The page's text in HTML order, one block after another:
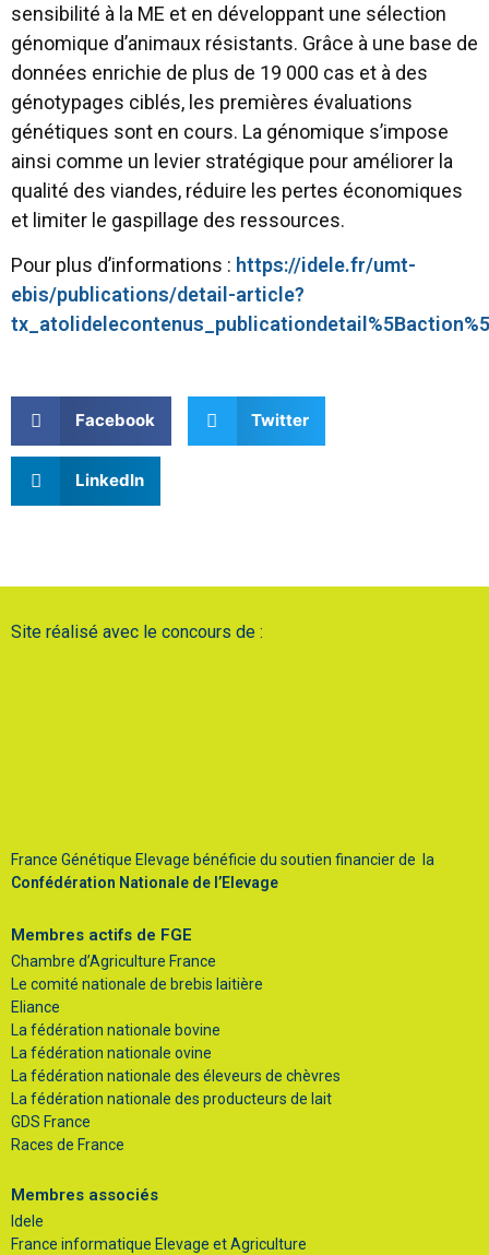
sensibilité à la ME et en développant une sélection
génomique d’animaux résistants. Grâce à une base de
données enrichie de plus de 19 000 cas et à des
génotypages ciblés, les premières évaluations
génétiques sont en cours. La génomique s’impose
ainsi comme un levier stratégique pour améliorer la
qualité des viandes, réduire les pertes économiques
et limiter le gaspillage des ressources.
Pour plus d’informations : https://idele.fr/umt-
ebis/publications/detail-article?
Facebook Twitter
LinkedIn
Site réalisé avec le concours de :
France Génétique Elevage bénéficie du soutien financier de la
Confédération Nationale de l’Elevage
Membres actifs de FGE
Chambre d’Agriculture France
Le comité nationale de brebis laitière
Eliance
La fédération nationale bovine
La fédération nationale ovine
La fédération nationale des éleveurs de chèvres
La fédération nationale des producteurs de lait
GDS France
Races de France
Membres associés
Idele
France informatique Elevage et Agriculture